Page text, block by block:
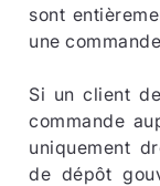
sont
une
Si un client
commande
uniquement
de dépôt